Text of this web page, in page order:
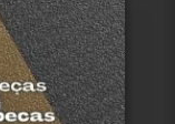
Volkswagen